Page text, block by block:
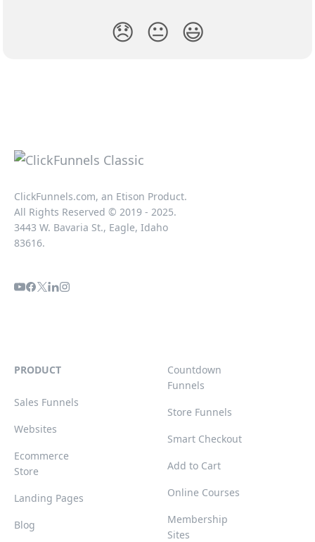
😞 😐 😃
ClickFunnels.com, an Etison Product.
All Rights Reserved © 2019 - 2025.
3443 W. Bavaria St., Eagle, Idaho
83616.
PRODUCT
Sales Funnels
Websites
Ecommerce
Store
Landing Pages
Blog
Countdown
Funnels
Store Funnels
Smart Checkout
Add to Cart
Online Courses
Membership
Sites